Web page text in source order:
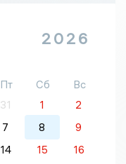
2026
Пт Сб
Вс
31 1
2
7 8
9
14 15
16